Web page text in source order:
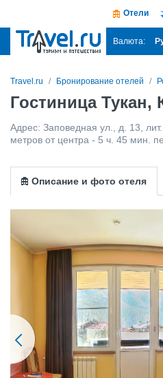
Отели
Валюта:
Travel.ru Бронирование отелей
Гостиница Тукан,
Адрес: Заповедная ул., д. 13,
метров от центра - 5 ч. 45 мин.
Описание и фото отеля